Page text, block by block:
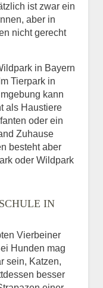
ist zwar ein
aber in
nicht gerecht
in Bayern
Tierpark in
kann
als Haustiere
oder ein
Zuhause
besteht aber
oder Wildpark
IN
Vierbeiner
Hunden mag
sein, Katzen,
besser